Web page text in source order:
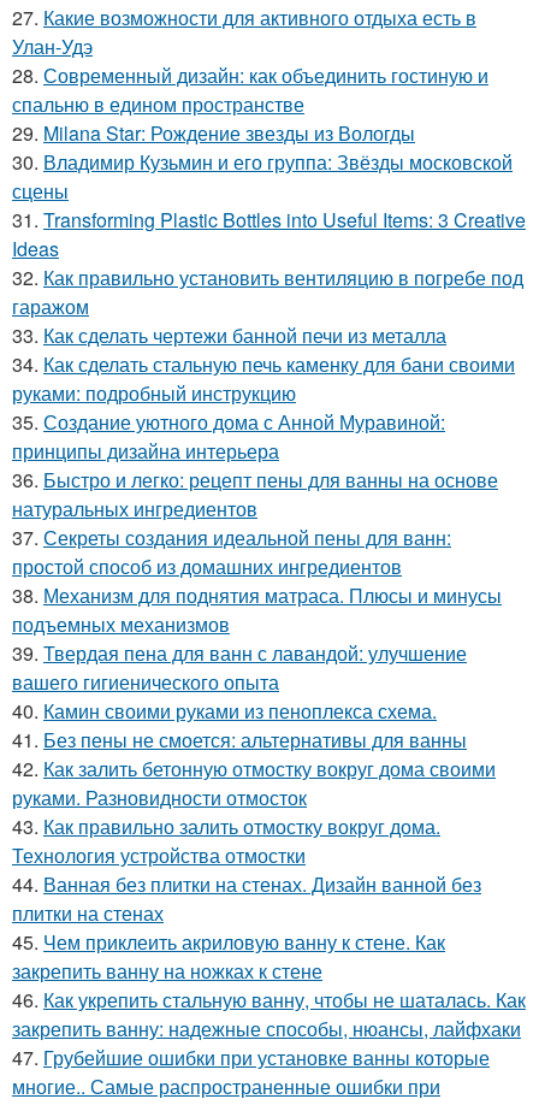
27. Какие возможности для активного отдыха есть в
Улан-Удэ
28. Современный дизайн: как объединить гостиную и
спальню в едином пространстве
29. Milana Star: Рождение звезды из Вологды
30. Владимир Кузьмин и его группа: Звёзды московской
сцены
31. Transforming Plastic Bottles into Useful Items: 3 Creative
Ideas
32. Как правильно установить вентиляцию в погребе под
гаражом
33. Как сделать чертежи банной печи из металла
34. Как сделать стальную печь каменку для бани своими
руками: подробный инструкцию
35. Создание уютного дома с Анной Муравиной:
принципы дизайна интерьера
36. Быстро и легко: рецепт пены для ванны на основе
натуральных ингредиентов
37. Секреты создания идеальной пены для ванн:
простой способ из домашних ингредиентов
38. Механизм для поднятия матраса. Плюсы и минусы
подъемных механизмов
39. Твердая пена для ванн с лавандой: улучшение
вашего гигиенического опыта
40. Камин своими руками из пеноплекса схема.
41. Без пены не смоется: альтернативы для ванны
42. Как залить бетонную отмостку вокруг дома своими
руками. Разновидности отмосток
43. Как правильно залить отмостку вокруг дома.
Технология устройства отмостки
44. Ванная без плитки на стенах. Дизайн ванной без
плитки на стенах
45. Чем приклеить акриловую ванну к стене. Как
закрепить ванну на ножках к стене
46. Как укрепить стальную ванну, чтобы не шаталась. Как
закрепить ванну: надежные способы, нюансы, лайфхаки
47. Грубейшие ошибки при установке ванны которые
многие.. Самые распространенные ошибки при